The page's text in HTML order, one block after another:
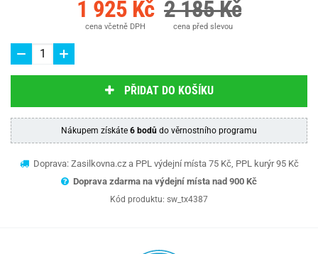
1 925 Kč
cena včetně DPH
2 185 Kč
cena před slevou
PŘIDAT DO KOŠÍKU
Nákupem získáte 6 bodů do věrnostního programu
Doprava: Zasilkovna.cz a PPL výdejní místa 75 Kč, PPL kurýr 95 Kč
Doprava zdarma na výdejní místa nad 900 Kč
Kód produktu: sw_tx4387